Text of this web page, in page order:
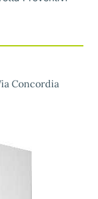
Concordia